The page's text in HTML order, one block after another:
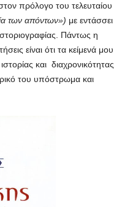
πρόλογο του τελευταίου
των απόντων») με εντάσσει
Πάντως η
είναι ότι τα κείμενά μου
και διαχρονικότητας
του υπόστρωμα και